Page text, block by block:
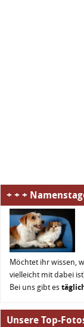
+ + +
Möchtet ihr wissen,
vielleicht mit dabei
Bei uns gibt es
Unsere Top-